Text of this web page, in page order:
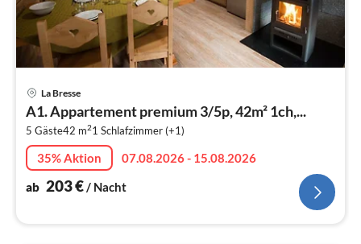
La Bresse
A1. Appartement premium 3/5p, 42m² 1ch,...
5 Gäste42 m21 Schlafzimmer (+1)
35% Aktion
07.08.2026 - 15.08.2026
ab 203€/ Nacht